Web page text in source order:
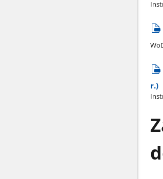
r.)